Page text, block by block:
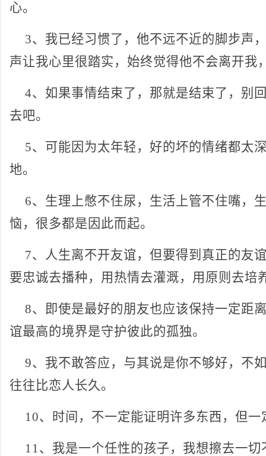
心。
3、我已经习惯了，他不远不近的脚步声
声让我心里很踏实，始终觉得他不会离开我
4、如果事情结束了，那就是结束了，别
去吧。
5、可能因为太年轻，好的坏的情绪都太
地。
6、生理上憋不住尿， 生活 上管不住嘴，
恼，很多都是因此而起。
7、人生离不开友谊 ，但要得到真正的友
要忠诚去播种，用热情去灌溉，用原则去培
8、即使是最好的朋友也应该保持一定距
谊最高的境界是守护彼此的孤独。
9、我不敢答应，与其说是你不够好，不
往往比恋人长久。
10、时间，不一定能证明许多东西，但
11、我是一个任性的孩子，我想擦去一